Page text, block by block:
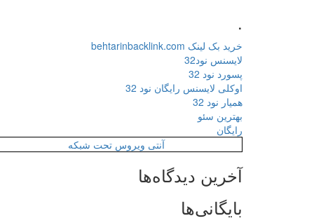
.
خرید بک لینک behtarinbacklink.com
لایسنس نود32
پسورد نود 32
اوکلی لایسنس رایگان نود 32
همیار نود 32
بهترین سئو
رایگان
آنتی ویروس تحت شبکه
آخرین دیدگاه‌ها
بایگانی‌ها